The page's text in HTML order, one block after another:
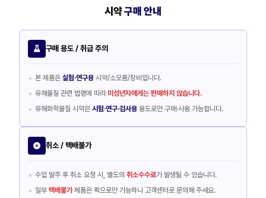
시약구매 안내
구매 용도 / 취급 주의
본 제품은 실험·연구용 시약/소모품/장비입니다.
유해물질 관련 법령에 따라 미성년자에게는 판매하지 않습니다.
유해화학물질 시약은 시험·연구·검사용 용도로만 구매·사용 가능합니다.
취소 / 택배불가
수입 발주 후 취소 요청 시, 별도의 취소수수료가 발생될 수 있습니다.
일부 택배불가제품은 퀵으로만 가능하니 고객센터로 문의해 주세요.